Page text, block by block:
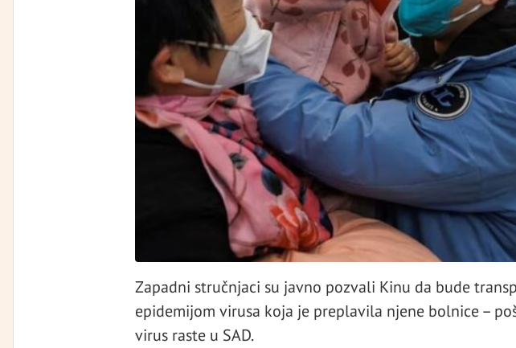
Zapadni stručnjaci su javno pozvali Kinu da bude
epidemijom virusa koja je preplavila njene bolnice –
virus raste u SAD.